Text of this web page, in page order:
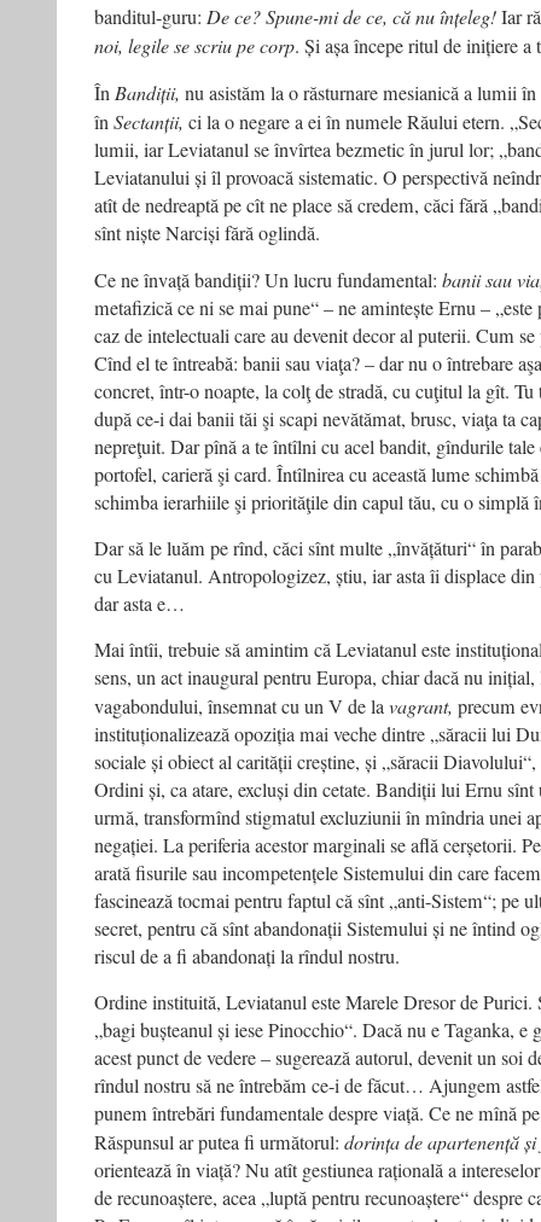
banditul-guru: De ce? Spune-mi de ce, că nu înțeleg!Iar
noi, legile se scriu pe corp. Și așa începe ritul de inițiere
În Bandiții, nu asistăm la o răsturnare mesianică a lumii
înSectanții, ci la o negare a ei în numele Răului etern.
lumii, iar Leviatanul se învîrtea bezmetic în jurul lor;
Leviatanului și îl provoacă sistematic. O perspectivă
atît de nedreaptă pe cît ne place să credem, căci fără
sînt niște Narciși fără oglindă.
Ce ne învață bandiții? Un lucru fundamental: banii sau
metafizică ce ni se mai pune“ – ne amintește Ernu –
caz de intelectuali care au devenit decor al puterii. Cum se
Cînd el te întreabă: banii sau viaţa? – dar nu o întrebare
concret, într-o noapte, la colţ de stradă, cu cuţitul la gît.
după ce-i dai banii tăi şi scapi nevătămat, brusc, viaţa ta
nepreţuit. Dar pînă a te întîlni cu acel bandit, gîndurile tale
portofel, carieră şi card. Întîlnirea cu această lume
schimba ierarhiile şi priorităţile din capul tău, cu o simplă
Dar să le luăm pe rînd, căci sînt multe „învățături“ în
cu Leviatanul. Antropologizez, știu, iar asta îi displace
dar asta e…
Mai întîi, trebuie să amintim că Leviatanul este
sens, un act inaugural pentru Europa, chiar dacă nu
vagabondului, însemnat cu un V de lavagrant, precum
instituționalizează opoziția mai veche dintre „săracii lui
sociale și obiect al carității creștine, și „săracii
Ordini și, ca atare, excluși din cetate. Bandiții lui Ernu
urmă, transformînd stigmatul excluziunii în mîndria unei
negației. La periferia acestor marginali se află cerșetorii.
arată fisurile sau incompetențele Sistemului din care
fascinează tocmai pentru faptul că sînt „anti-Sistem“; pe
secret, pentru că sînt abandonații Sistemului și ne întind
riscul de a fi abandonați la rîndul nostru.
Ordine instituită, Leviatanul este Marele Dresor de Purici.
„bagi bușteanul și iese Pinocchio“. Dacă nu e Taganka, e
acest punct de vedere – sugerează autorul, devenit un soi
rîndul nostru să ne întrebăm ce-i de făcut… Ajungem
punem întrebări fundamentale despre viață. Ce ne mînă
Răspunsul ar putea fi următorul: dorința de apartenență
orientează în viață? Nu atît gestiunea rațională a
de recunoaștere, acea „luptă pentru recunoaștere“ despre